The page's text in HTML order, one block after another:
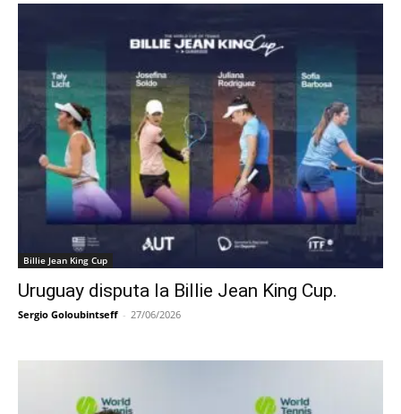
Billie Jean King Cup
Uruguay disputa la Billie Jean King Cup.
Sergio Goloubintseff - 27/06/2026